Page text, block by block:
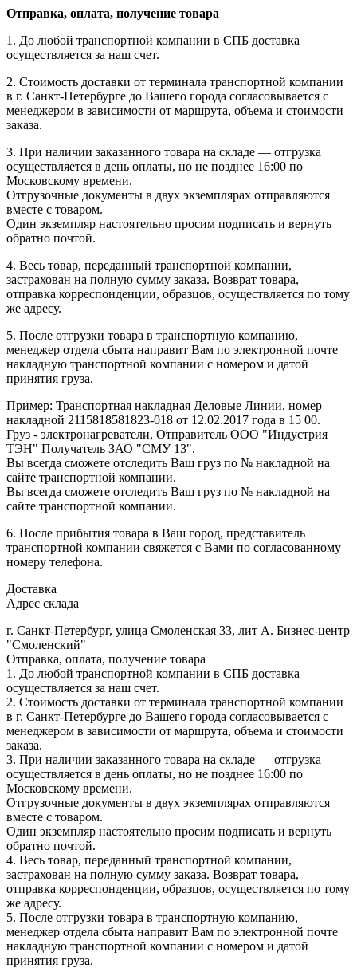
Отправка, оплата, получение товара
1. До любой транспортной компании в СПБ доставка
осуществляется за наш счет.
2. Стоимость доставки от терминала транспортной компании
в г. Санкт-Петербурге до Вашего города согласовывается с
менеджером в зависимости от маршрута, объема и стоимости
заказа.
3. При наличии заказанного товара на складе — отгрузка
осуществляется в день оплаты, но не позднее 16:00 по
Московскому времени.
Отгрузочные документы в двух экземплярах отправляются
вместе с товаром.
Один экземпляр настоятельно просим подписать и вернуть
обратно почтой.
4. Весь товар, переданный транспортной компании,
застрахован на полную сумму заказа. Возврат товара,
отправка корреспонденции, образцов, осуществляется по тому
же адресу.
5. После отгрузки товара в транспортную компанию,
менеджер отдела сбыта направит Вам по электронной почте
накладную транспортной компании с номером и датой
принятия груза.
Пример: Транспортная накладная Деловые Линии, номер
накладной 2115818581823-018 от 12.02.2017 года в 15 00.
Груз - электронагреватели, Отправитель ООО "Индустрия
ТЭН" Получатель ЗАО "СМУ 13".
Вы всегда сможете отследить Ваш груз по № накладной на
сайте транспортной компании.
Вы всегда сможете отследить Ваш груз по № накладной на
сайте транспортной компании.
6. После прибытия товара в Ваш город, представитель
транспортной компании свяжется с Вами по согласованному
номеру телефона.
Доставка
Адрес склада
г. Санкт-Петербург, улица Смоленская 33, лит А. Бизнес-центр
"Смоленский"
Отправка, оплата, получение товара
1. До любой транспортной компании в СПБ доставка
осуществляется за наш счет.
2. Стоимость доставки от терминала транспортной компании
в г. Санкт-Петербурге до Вашего города согласовывается с
менеджером в зависимости от маршрута, объема и стоимости
заказа.
3. При наличии заказанного товара на складе — отгрузка
осуществляется в день оплаты, но не позднее 16:00 по
Московскому времени.
Отгрузочные документы в двух экземплярах отправляются
вместе с товаром.
Один экземпляр настоятельно просим подписать и вернуть
обратно почтой.
4. Весь товар, переданный транспортной компании,
застрахован на полную сумму заказа. Возврат товара,
отправка корреспонденции, образцов, осуществляется по тому
же адресу.
5. После отгрузки товара в транспортную компанию,
менеджер отдела сбыта направит Вам по электронной почте
накладную транспортной компании с номером и датой
принятия груза.